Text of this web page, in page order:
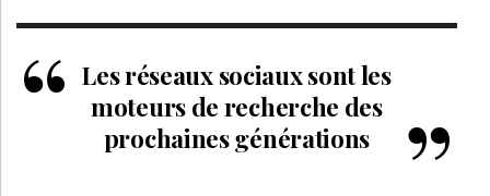
Les réseaux sociaux sont les
moteurs de recherche des
prochaines générations